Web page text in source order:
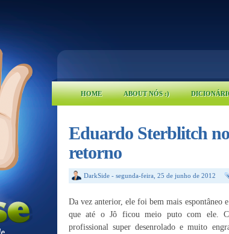
HOME ABOUT NÓS :)
Eduardo Sterblitch
retorno
DarkSide - segunda-feira, 25 de junho de 2012
Da vez anterior, ele foi bem mais espontâneo
que até o Jô ficou meio puto com ele.
profissional super desenrolado e muito